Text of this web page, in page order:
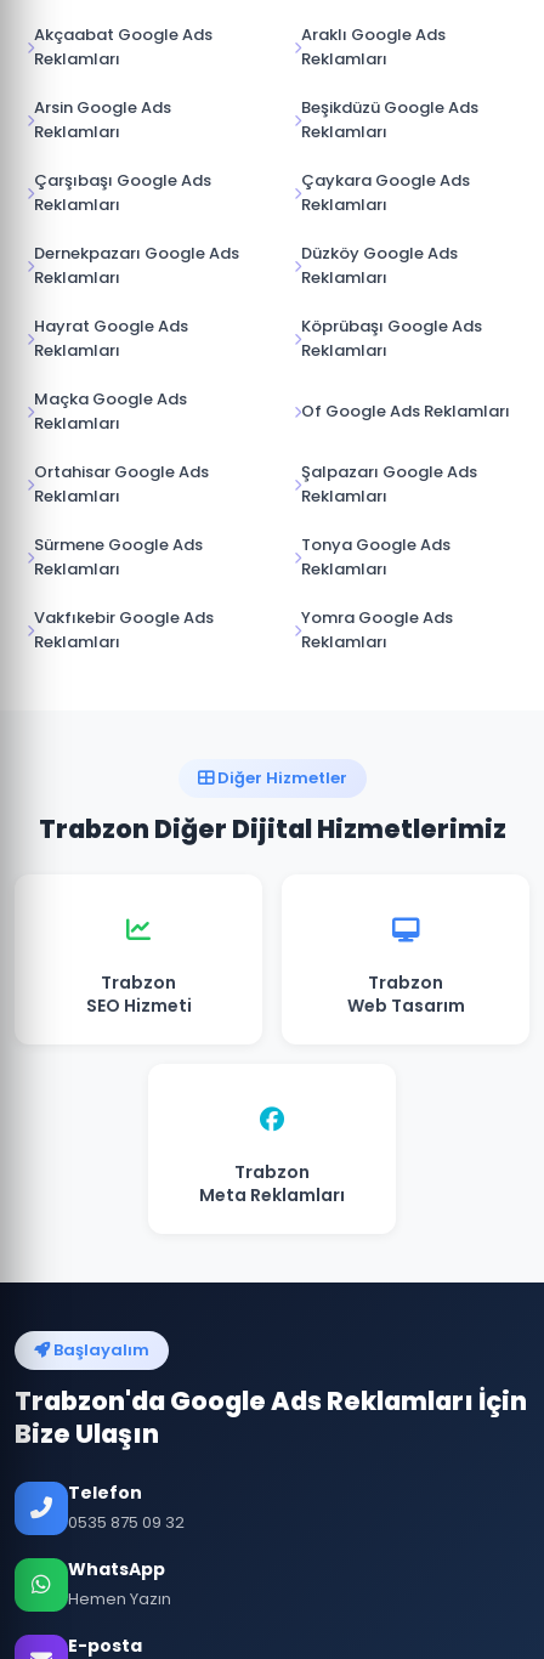
Akçaabat Google Ads
Reklamları
Araklı Google Ads
Reklamları
Arsin Google Ads
Reklamları
Beşikdüzü Google Ads
Reklamları
Çarşıbaşı Google Ads
Reklamları
Çaykara Google Ads
Reklamları
Dernekpazarı Google Ads
Reklamları
Düzköy Google Ads
Reklamları
Hayrat Google Ads
Reklamları
Köprübaşı Google Ads
Reklamları
Maçka Google Ads
Reklamları
Of Google Ads Reklamları
Ortahisar Google Ads
Reklamları
Şalpazarı Google Ads
Reklamları
Sürmene Google Ads
Reklamları
Tonya Google Ads
Reklamları
Vakfıkebir Google Ads
Reklamları
Yomra Google Ads
Reklamları
Diğer Hizmetler
Trabzon Diğer Dijital Hizmetlerimiz
Trabzon
SEO Hizmeti
Trabzon
Web Tasarım
Trabzon
Meta Reklamları
Başlayalım
Trabzon'da Google Ads Reklamları İçin
Bize Ulaşın
Telefon
0535 875 09 32
WhatsApp
Hemen Yazın
E-posta